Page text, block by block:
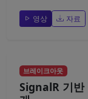
영상 자료
브레이크아웃
SignalR 기반